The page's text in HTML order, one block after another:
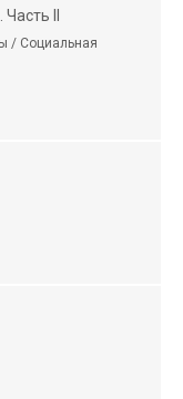
II
/ Социальная